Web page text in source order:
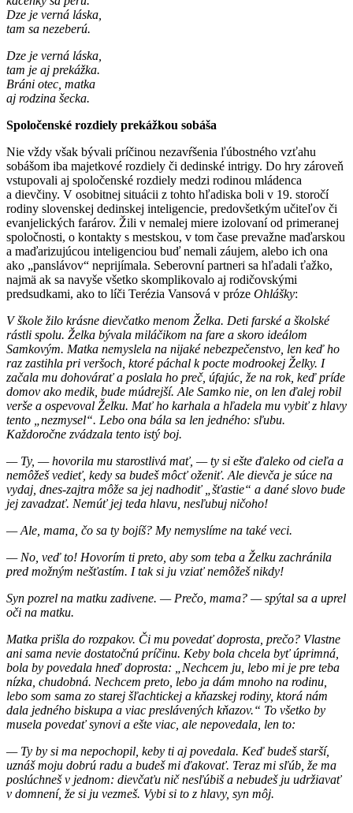
Dze je verná láska,
tam sa nezeberú.
Dze je verná láska,
tam je aj prekážka.
Bráni otec, matka
aj rodzina šecka.
Spoločenské rozdiely prekážkou sobáša
Nie vždy však bývali príčinou nezavŕšenia ľúbostného vzťahu
sobášom iba majetkové rozdiely či dedinské intrigy. Do hry zároveň
vstupovali aj spoločenské rozdiely medzi rodinou mládenca
a dievčiny. V osobitnej situácii z tohto hľadiska boli v 19. storočí
rodiny slovenskej dedinskej inteligencie, predovšetkým učiteľov či
evanjelických farárov. Žili v nemalej miere izolovaní od primeranej
spoločnosti, o kontakty s mestskou, v tom čase prevažne maďarskou
a maďarizujúcou inteligenciou buď nemali záujem, alebo ich ona
ako „panslávov“ neprijímala. Seberovní partneri sa hľadali ťažko,
najmä ak sa navyše všetko skomplikovalo aj rodičovskými
predsudkami, ako to líči Terézia Vansová v próze Ohlášky:
V škole žilo krásne dievčatko menom Želka. Deti farské a školské
rástli spolu. Želka bývala miláčikom na fare a skoro ideálom
Samkovým. Matka nemyslela na nijaké nebezpečenstvo, len keď ho
raz zastihla pri veršoch, ktoré páchal k pocte modrookej Želky. I
začala mu dohovárať a poslala ho preč, úfajúc, že na rok, keď príde
domov ako medik, bude múdrejší. Ale Samko nie, on len ďalej robil
verše a ospevoval Želku. Mať ho karhala a hľadela mu vybiť z hlavy
tento „nezmysel“. Lebo ona bála sa len jedného: sľubu.
Každoročne zvádzala tento istý boj.
— Ty, — hovorila mu starostlivá mať, — ty si ešte ďaleko od cieľa a
nemôžeš vedieť, kedy sa budeš môcť oženiť. Ale dievča je súce na
vydaj, dnes-zajtra môže sa jej nadhodiť „šťastie“ a dané slovo bude
jej zavadzať. Nemúť jej teda hlavu, nesľubuj ničoho!
— Ale, mama, čo sa ty bojíš? My nemyslíme na také veci.
— No, veď to! Hovorím ti preto, aby som teba a Želku zachránila
pred možným nešťastím. I tak si ju vziať nemôžeš nikdy!
Syn pozrel na matku zadivene. — Prečo, mama? — spýtal sa a uprel
oči na matku.
Matka prišla do rozpakov. Či mu povedať doprosta, prečo? Vlastne
ani sama nevie dostatočnú príčinu. Keby bola chcela byť úprimná,
bola by povedala hneď doprosta: „Nechcem ju, lebo mi je pre teba
nízka, chudobná. Nechcem preto, lebo ja dám mnoho na rodinu,
lebo som sama zo starej šľachtickej a kňazskej rodiny, ktorá nám
dala jedného biskupa a viac preslávených kňazov.“ To všetko by
musela povedať synovi a ešte viac, ale nepovedala, len to:
— Ty by si ma nepochopil, keby ti aj povedala. Keď budeš starší,
uznáš moju dobrú radu a budeš mi ďakovať. Teraz mi sľúb, že ma
poslúchneš v jednom: dievčaťu nič nesľúbiš a nebudeš ju udržiavať
v domnení, že si ju vezmeš. Vybi si to z hlavy, syn môj.